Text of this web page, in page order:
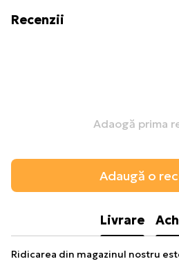
Recenzii
Adaogă prima
Adaugă o
Livrare
Ridicarea din magazinul nostru